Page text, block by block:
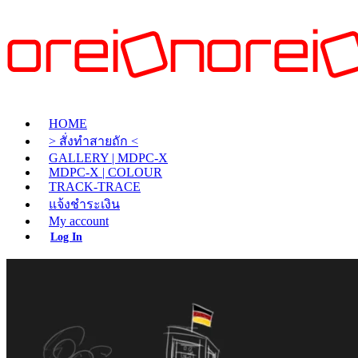
HOME
> สั่งทำสายถัก <
GALLERY | MDPC-X
MDPC-X | COLOUR
TRACK-TRACE
แจ้งชำระเงิน
My account
Log In